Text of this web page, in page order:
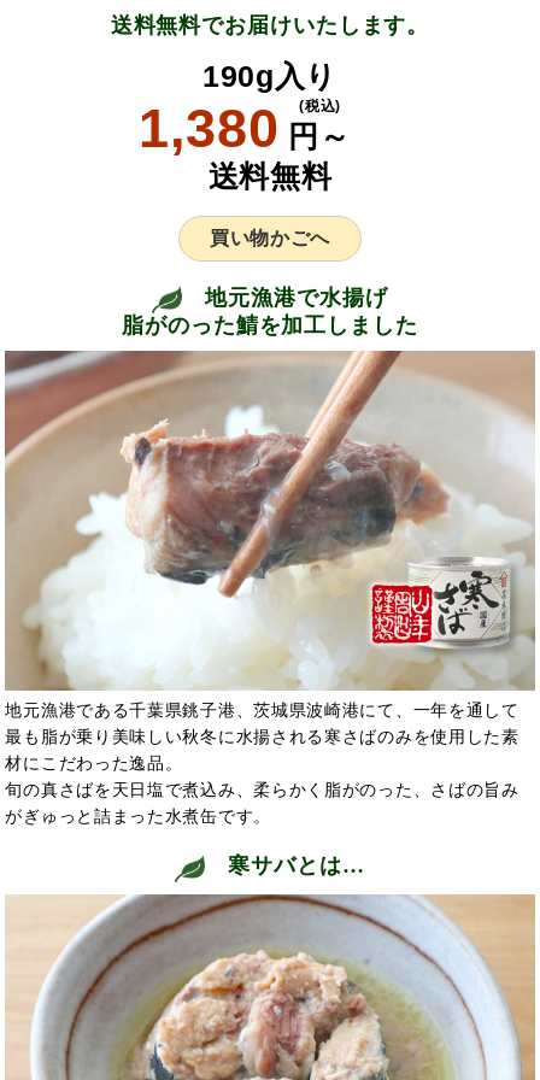
送料無料でお届けいたします。
190g入り
1,380 円～
(税込)
送料無料
買い物かごへ
地元漁港で水揚げ
脂がのった鯖を加工しました
地元漁港である千葉県銚子港、茨城県波崎港にて、一年を通して
最も脂が乗り美味しい秋冬に水揚される寒さばのみを使用した素
材にこだわった逸品。
旬の真さばを天日塩で煮込み、柔らかく脂がのった、さばの旨み
がぎゅっと詰まった水煮缶です。
寒サバとは…